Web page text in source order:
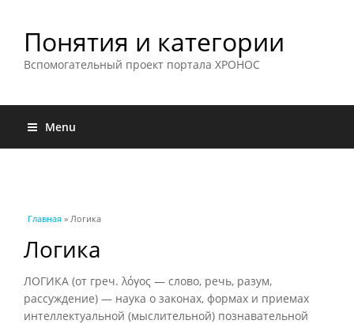
Понятия и категории
Вспомогательный проект портала ХРОНОС
Menu
Вы здесь
Главная » Логика
Логика
ЛОГИКА (от греч. λόγος — слово, речь, разум,
рассуждение) — наука о законах, формах и приемах
интеллектуальной (мыслительной) познавательной